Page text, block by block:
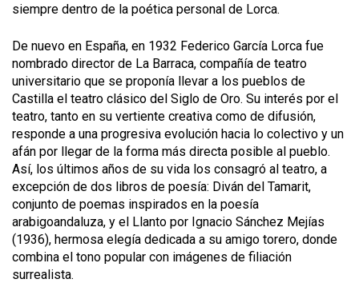
siempre dentro de la poética personal de Lorca.
De nuevo en España, en 1932 Federico García Lorca fue
nombrado director de La Barraca, compañía de teatro
universitario que se proponía llevar a los pueblos de
Castilla el teatro clásico del Siglo de Oro. Su interés por el
teatro, tanto en su vertiente creativa como de difusión,
responde a una progresiva evolución hacia lo colectivo y un
afán por llegar de la forma más directa posible al pueblo.
Así, los últimos años de su vida los consagró al teatro, a
excepción de dos libros de poesía: Diván del Tamarit,
conjunto de poemas inspirados en la poesía
arabigoandaluza, y el Llanto por Ignacio Sánchez Mejías
(1936), hermosa elegía dedicada a su amigo torero, donde
combina el tono popular con imágenes de filiación
surrealista.